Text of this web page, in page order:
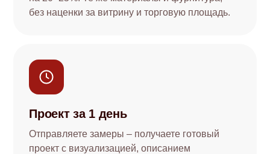
без наценки за витрину и торговую площадь.
Проект за 1 день
Отправляете замеры – получаете готовый
проект с визуализацией, описанием